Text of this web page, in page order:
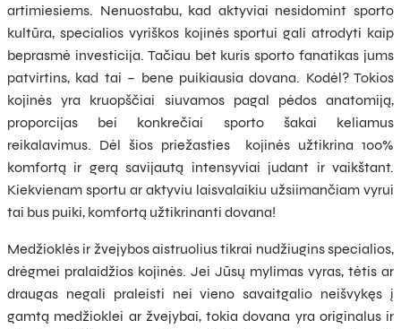
artimiesiems. Nenuostabu, kad aktyviai nesidomint sporto
kultūra, specialios vyriškos kojinės sportui gali atrodyti kaip
beprasmė investicija. Tačiau bet kuris sporto fanatikas jums
patvirtins, kad tai – bene puikiausia dovana. Kodėl? Tokios
kojinės yra kruopščiai siuvamos pagal pėdos anatomiją,
proporcijas bei konkrečiai sporto šakai keliamus
reikalavimus. Dėl šios priežasties kojinės užtikrina 100%
komfortą ir gerą savijautą intensyviai judant ir vaikštant.
Kiekvienam sportu ar aktyviu laisvalaikiu užsiimančiam vyrui
tai bus puiki, komfortą užtikrinanti dovana!
Medžioklės ir žvejybos aistruolius tikrai nudžiugins specialios,
drėgmei pralaidžios kojinės. Jei Jūsų mylimas vyras, tėtis ar
draugas negali praleisti nei vieno savaitgalio neišvykęs į
gamtą medžioklei ar žvejybai, tokia dovana yra originalus ir